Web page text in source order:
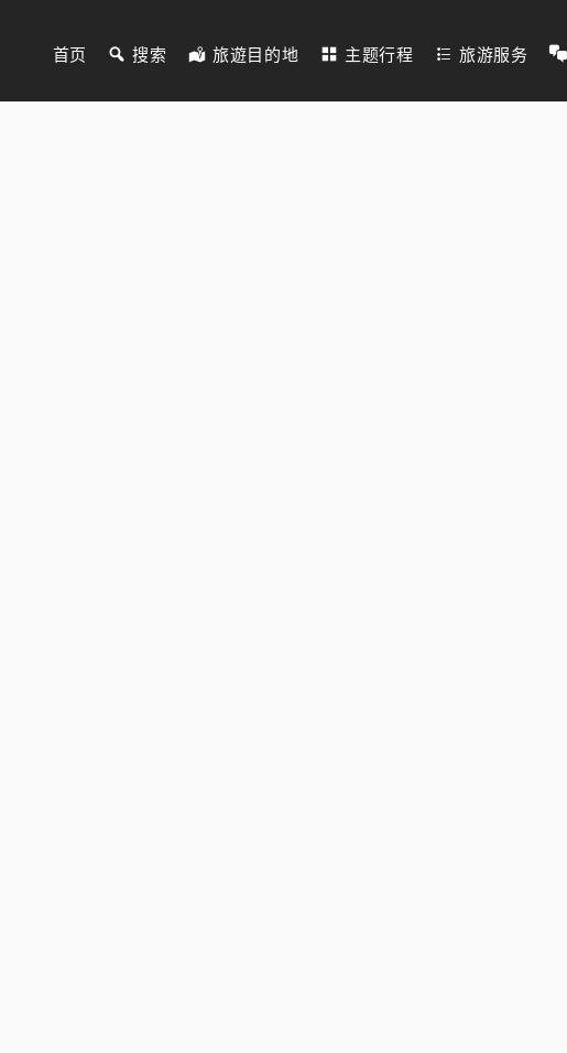
首页 搜索 旅遊目的地 主题行程 旅游服务